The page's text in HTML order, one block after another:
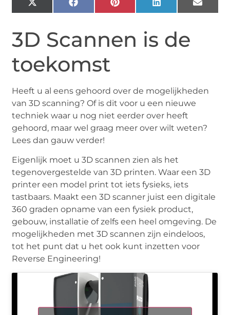
X
(Twitter)
FacebookPinterest LinkedIn Email
3D Scannen is de
toekomst
Heeft u al eens gehoord over de mogelijkheden
van 3D scanning? Of is dit voor u een nieuwe
techniek waar u nog niet eerder over heeft
gehoord, maar wel graag meer over wilt weten?
Lees dan gauw verder!
Eigenlijk moet u 3D scannen zien als het
tegenovergestelde van 3D printen. Waar een 3D
printer een model print tot iets fysieks, iets
tastbaars. Maakt een 3D scanner juist een digitale
360 graden opname van een fysiek product,
gebouw, installatie of zelfs een heel omgeving. De
mogelijkheden met 3D scannen zijn eindeloos,
tot het punt dat u het ook kunt inzetten voor
Reverse Engineering!